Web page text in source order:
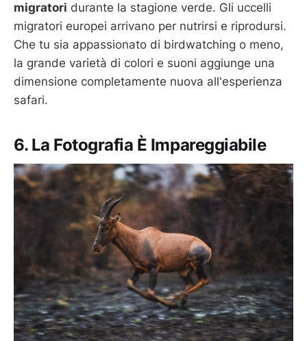
migratori durante la stagione verde. Gli uccelli
migratori europei arrivano per nutrirsi e riprodursi.
Che tu sia appassionato di birdwatching o meno,
la grande varietà di colori e suoni aggiunge una
dimensione completamente nuova all'esperienza
safari.
6. La Fotografia È Impareggiabile